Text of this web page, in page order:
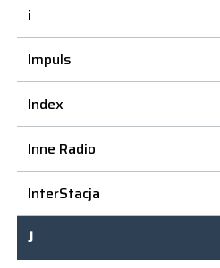
i
Impuls
Index
Inne Radio
InterStacja
J